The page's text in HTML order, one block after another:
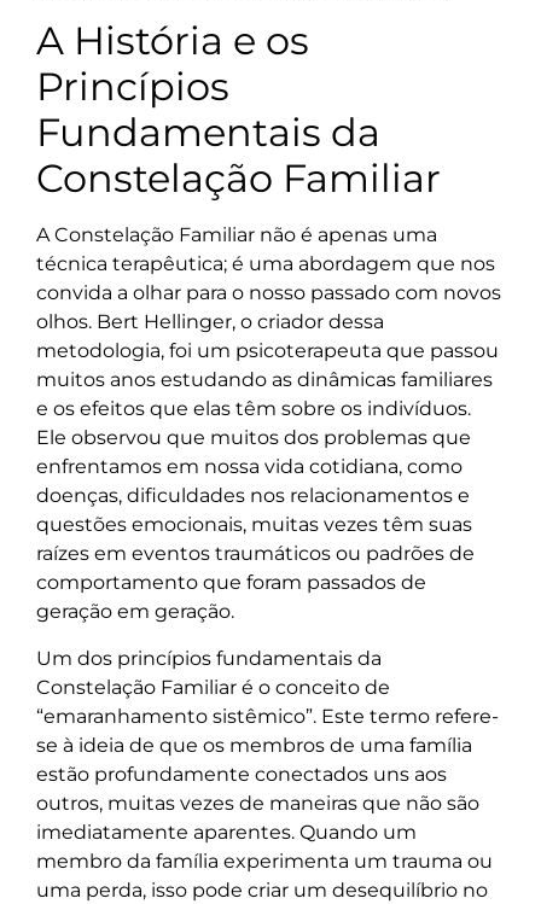
A História e os
Princípios
Fundamentais da
Constelação Familiar
A Constelação Familiar não é apenas uma
técnica terapêutica; é uma abordagem que nos
convida a olhar para o nosso passado com novos
olhos. Bert Hellinger, o criador dessa
metodologia, foi um psicoterapeuta que passou
muitos anos estudando as dinâmicas familiares
e os efeitos que elas têm sobre os indivíduos.
Ele observou que muitos dos problemas que
enfrentamos em nossa vida cotidiana, como
doenças, dificuldades nos relacionamentos e
questões emocionais, muitas vezes têm suas
raízes em eventos traumáticos ou padrões de
comportamento que foram passados de
geração em geração.
Um dos princípios fundamentais da
Constelação Familiar é o conceito de
“emaranhamento sistêmico”. Este termo refere-
se à ideia de que os membros de uma família
estão profundamente conectados uns aos
outros, muitas vezes de maneiras que não são
imediatamente aparentes. Quando um
membro da família experimenta um trauma ou
uma perda, isso pode criar um desequilíbrio no